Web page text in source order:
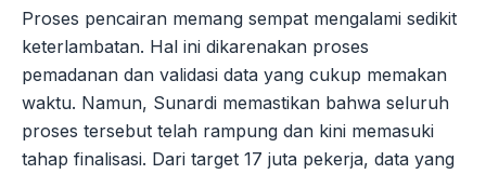
Proses pencairan memang sempat mengalami sedikit
keterlambatan. Hal ini dikarenakan proses
pemadanan dan validasi data yang cukup memakan
waktu. Namun, Sunardi memastikan bahwa seluruh
proses tersebut telah rampung dan kini memasuki
tahap finalisasi. Dari target 17 juta pekerja, data yang